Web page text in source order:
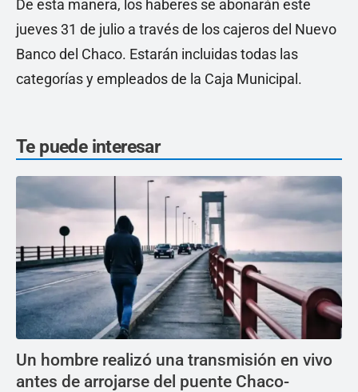
De esta manera, los haberes se abonarán este
jueves 31 de julio a través de los cajeros del Nuevo
Banco del Chaco. Estarán incluidas todas las
categorías y empleados de la Caja Municipal.
Te puede interesar
Un hombre realizó una transmisión en vivo
antes de arrojarse del puente Chaco-